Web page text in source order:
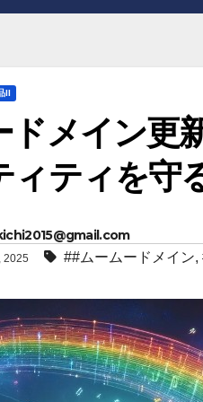
II
ドメイン更
ィティを守
2025 ##ムームードメイン,